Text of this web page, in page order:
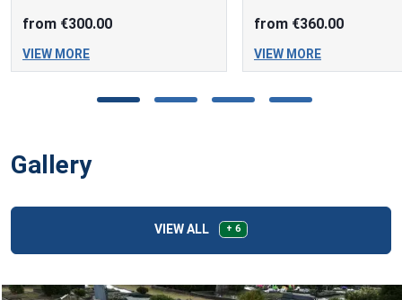
from €300.00
VIEW MORE
from €360.00
VIEW MORE
Gallery
VIEW ALL + 6